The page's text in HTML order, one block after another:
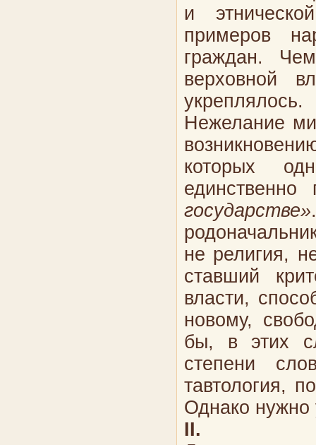
и
примеров
граждан.
верховной
укреплялось.
Нежелание
которых
государстве»
не религия,
ставший
власти,
новому,
бы, в этих
степени
тавтология,
Однако нужно
II.